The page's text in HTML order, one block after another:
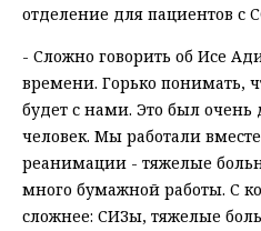
отделение для пациентов с
- Сложно говорить об Исе
времени. Горько понимать,
будет с нами. Это был
человек. Мы работали
реанимации - тяжелые
много бумажной работы. С
сложнее: СИЗы, тяжелые